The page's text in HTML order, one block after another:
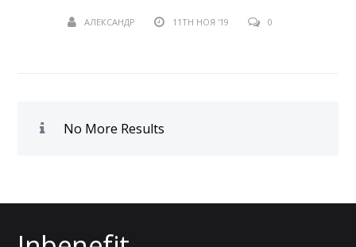
АЛЕКСАНДР 11TH НОЯ '19 0
No More Results